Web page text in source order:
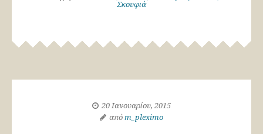
Σκουφιά
20 Ιανουαρίου, 2015
απόm_pleximo